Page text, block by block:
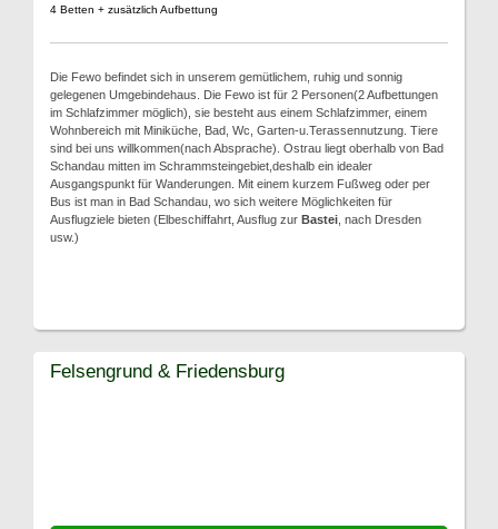
4 Betten + zusätzlich Aufbettung
Die Fewo befindet sich in unserem gemütlichem, ruhig und sonnig
gelegenen Umgebindehaus. Die Fewo ist für 2 Personen(2 Aufbettungen
im Schlafzimmer möglich), sie besteht aus einem Schlafzimmer, einem
Wohnbereich mit Miniküche, Bad, Wc, Garten-u.Terassennutzung. Tiere
sind bei uns willkommen(nach Absprache). Ostrau liegt oberhalb von Bad
Schandau mitten im Schrammsteingebiet,deshalb ein idealer
Ausgangspunkt für Wanderungen. Mit einem kurzem Fußweg oder per
Bus ist man in Bad Schandau, wo sich weitere Möglichkeiten für
Ausflugziele bieten (Elbeschiffahrt, Ausflug zur Bastei , nach Dresden
usw.)
Felsengrund & Friedensburg